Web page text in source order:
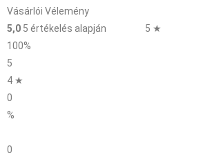
Vásárlói Vélemény
5,0 5 értékelés alapján
5 ★
100%
5
4 ★
0
%
0